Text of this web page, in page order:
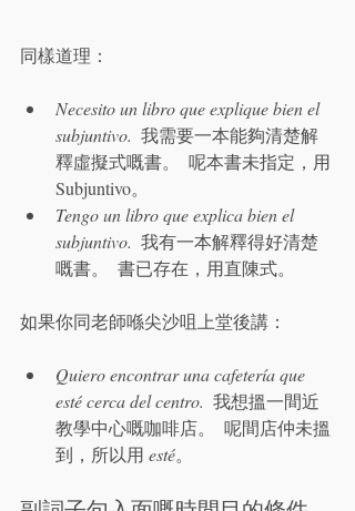
同樣道理：
Necesito un libro que explique bien el
subjuntivo.
  我需要一本能夠清楚解
釋虛擬式嘅書。  呢本書未指定，用
Subjuntivo。
Tengo un libro que explica bien el
subjuntivo.
  我有一本解釋得好清楚
嘅書。  書已存在，用直陳式。
如果你同老師喺尖沙咀上堂後講：
Quiero encontrar una cafetería que
esté cerca del centro.
  我想搵一間近
教學中心嘅咖啡店。  呢間店仲未搵
到，所以用 esté。